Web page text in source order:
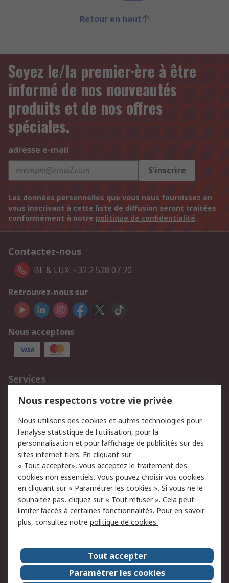
Retour en haut
Soyez le/la premier·ère à être
informé de nos nouveautés
produits et de nos offres
spéciales.
adresse e-mail
S'inscrire
Les données personnelles que vous nous fournissez en
vous inscrivant à cette liste de diffusion seront traitées
conformément à notre politique de confidentialité.
Contactez-nous
BE & LUX: +32 2 528 07 70
Retrouvez-nous sur
Nous acceptons
Services
750.000 produits
2.500 marques
Retours
Support technique
Track & trace
Legal
Politique de cookies
Sécurité des e-mails
Politique de protection
des données - Mise à
jour
Conditions générales
de vente
A propos de RS
Le groupe RS Group
A propos de RS
Nous respectons votre vie privée
Nous utilisons des cookies et autres technologies pour
l'analyse statistique de l'utilisation, pour la
personnalisation et pour l’affichage de publicités sur des
sites internet tiers. En cliquant sur
« Tout accepter», vous acceptez le traitement des
cookies non essentiels. Vous pouvez choisir vos cookies
en cliquant sur « Paramétrer les cookies ». Si vous ne le
souhaitez pas, cliquez sur « Tout refuser ». Cela peut
limiter l’accès à certaines fonctionnalités. Pour en savoir
plus, consultez notre politique de cookies.
Tout accepter
Paramétrer les cookies